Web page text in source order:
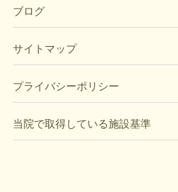
ブログ
サイトマップ
プライバシーポリシー
当院で取得している施設基準